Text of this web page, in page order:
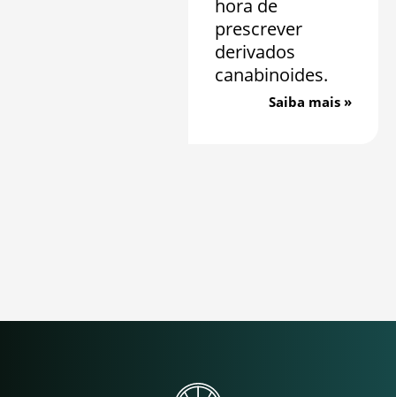
hora de
prescrever
derivados
canabinoides.
Saiba mais »